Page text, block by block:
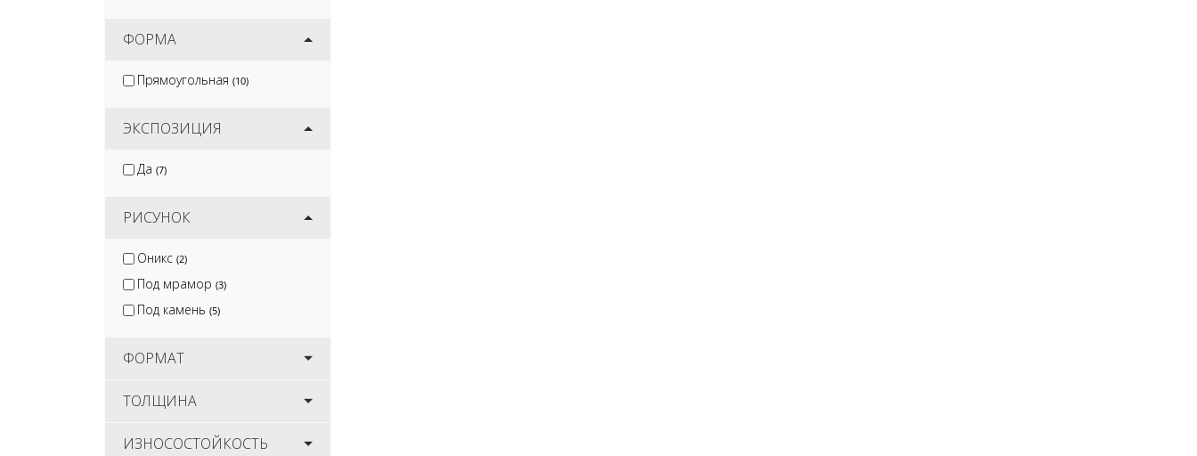
ФОРМА
Прямоугольная (10)
ЭКСПОЗИЦИЯ
Да (7)
РИСУНОК
Оникс (2)
Под мрамор (3)
Под камень (5)
ФОРМАТ
ТОЛЩИНА
ИЗНОСОСТОЙКОСТЬ